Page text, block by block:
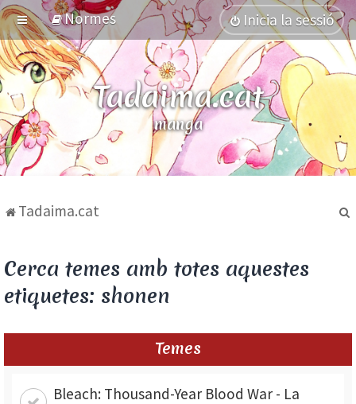
Normes Inicia la sessió
Tadaima.cat
manga
el Japó
Tadaima.cat
Cerca temes amb totes aquestes
etiquetes: shonen
Temes
Bleach: Thousand-Year Blood War - La